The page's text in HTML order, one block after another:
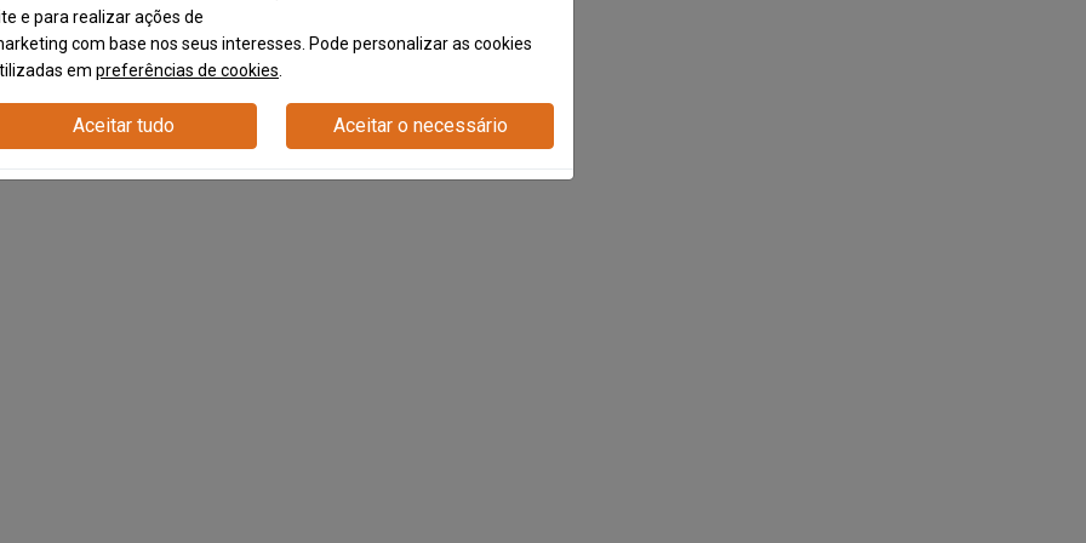
e para realizar ações de
com base nos seus interesses. Pode personalizar as cookies
em preferências de cookies
Aceitar tudo Aceitar o necessário